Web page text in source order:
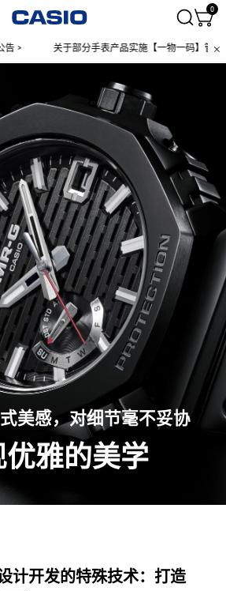
0
关于部分手表产品实施【一物一码】管理的公告
护支柱
美感，对细节毫不妥协
雅的美学
计开发的特殊技术：打造